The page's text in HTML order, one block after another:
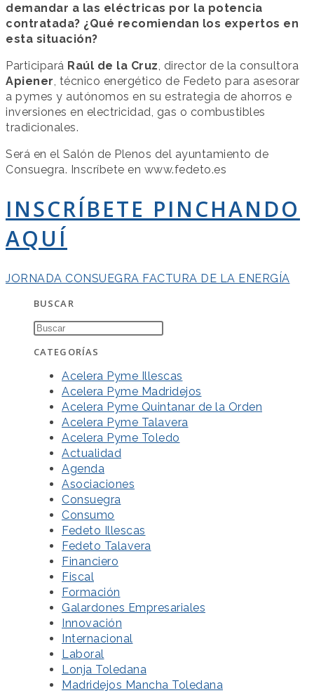
demandar a las eléctricas por la potencia
contratada? ¿Qué recomiendan los expertos en
esta situación?
Participará Raúl de la Cruz , director de la consultora
Apiener , técnico energético de Fedeto para asesorar
a pymes y autónomos en su estrategia de ahorros e
inversiones en electricidad, gas o combustibles
tradicionales.
Será en el Salón de Plenos del ayuntamiento de
Consuegra. Inscríbete en www.fedeto.es
INSCRÍBETE PINCHANDO
AQUÍ
JORNADA CONSUEGRA FACTURA DE LA ENERGÍA
BUSCAR
CATEGORÍAS
Acelera Pyme Illescas
Acelera Pyme Madridejos
Acelera Pyme Quintanar de la Orden
Acelera Pyme Talavera
Acelera Pyme Toledo
Actualidad
Agenda
Asociaciones
Consuegra
Consumo
Fedeto Illescas
Fedeto Talavera
Financiero
Fiscal
Formación
Galardones Empresariales
Innovación
Internacional
Laboral
Lonja Toledana
Madridejos Mancha Toledana